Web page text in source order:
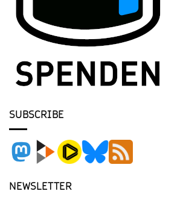
SUBSCRIBE
NEWSLETTER